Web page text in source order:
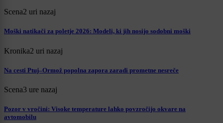
Scena2 uri nazaj
Moški natikači za poletje 2026: Modeli, ki jih nosijo sodobni moški
Kronika2 uri nazaj
Na cesti Ptuj–Ormož popolna zapora zaradi prometne nesreče
Scena3 ure nazaj
Pozor v vročini: Visoke temperature lahko povzročijo okvare na
avtomobilu